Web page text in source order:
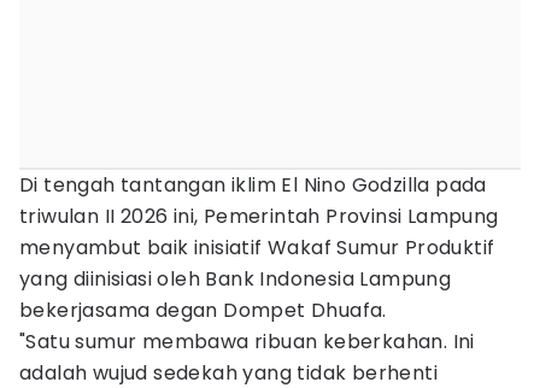
Di tengah tantangan iklim El Nino Godzilla pada
triwulan II 2026 ini, Pemerintah Provinsi Lampung
menyambut baik inisiatif Wakaf Sumur Produktif
yang diinisiasi oleh Bank Indonesia Lampung
bekerjasama degan Dompet Dhuafa.
"Satu sumur membawa ribuan keberkahan. Ini
adalah wujud sedekah yang tidak berhenti